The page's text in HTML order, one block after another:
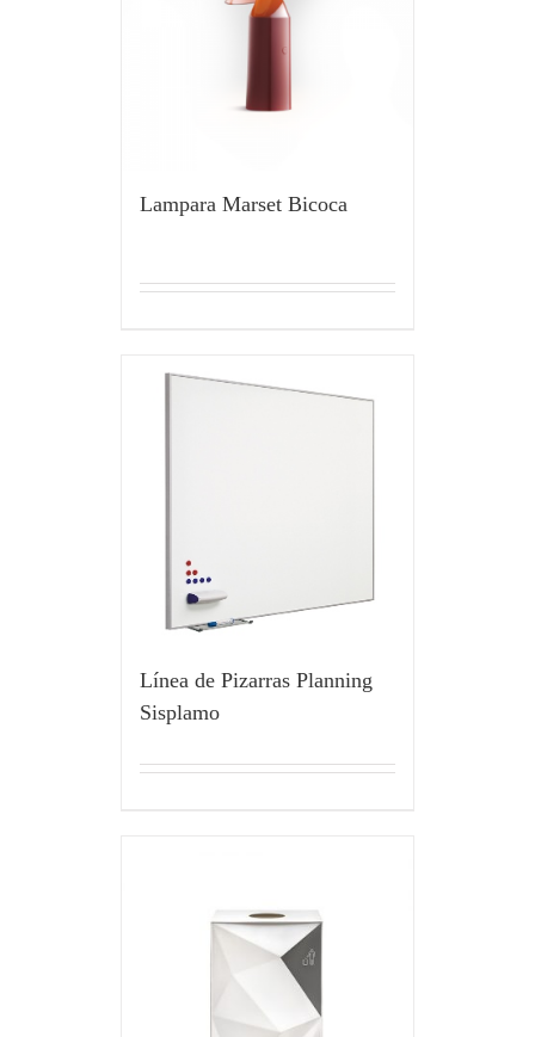
Lampara Marset Bicoca
Línea de Pizarras Planning
Sisplamo